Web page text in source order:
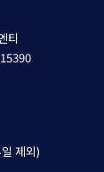
티
제외)